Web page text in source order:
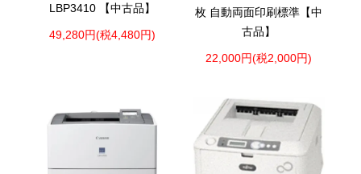
LBP3410 【中古品】
49,280円(税4,480円)
枚 自動両面印刷標準【中
古品】
22,000円(税2,000円)